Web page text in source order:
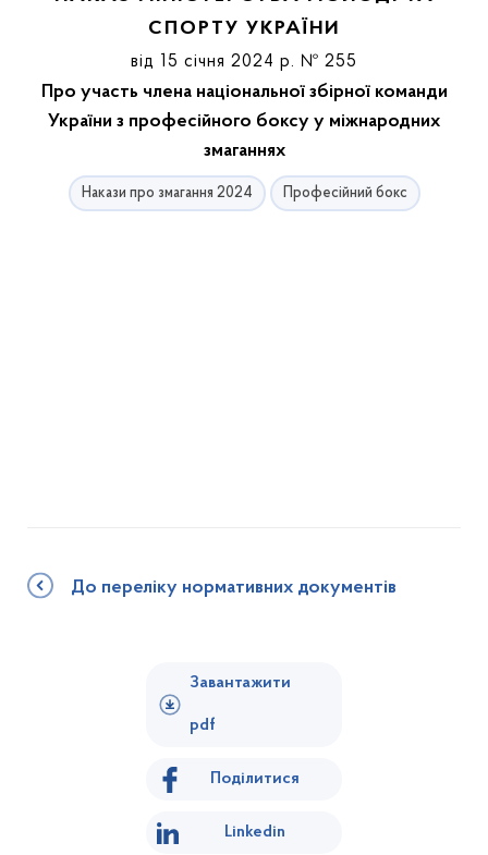
СПОРТУ УКРАЇНИ
від 15 січня 2024 р. № 255
Про участь члена національної збірної команди
України з професійного боксу у міжнародних
змаганнях
Накази про змагання 2024 Професійний бокс
До переліку нормативних документів
Завантажити
pdf
Поділитися
Linkedin